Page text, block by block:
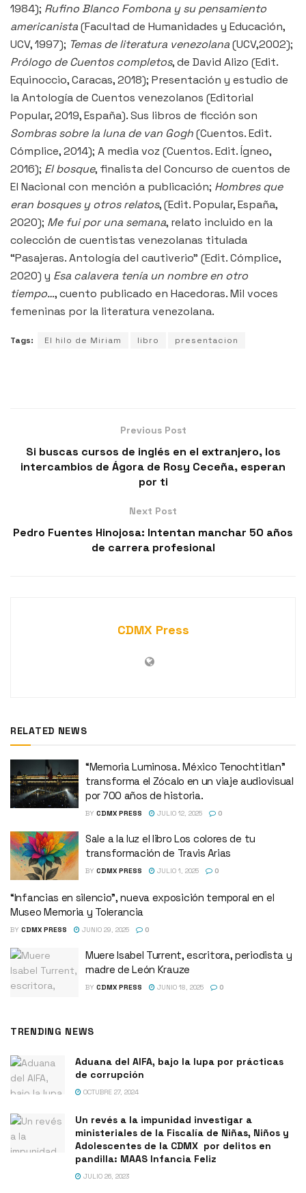
1984); Rufino Blanco Fombona y su pensamiento
americanista(Facultad de Humanidades y Educación,
UCV, 1997); Temas de literatura venezolana(UCV,2002);
Prólogo de Cuentos completos, de David Alizo (Edit.
Equinoccio, Caracas, 2018); Presentación y estudio de
la Antología de Cuentos venezolanos (Editorial
Popular, 2019, España). Sus libros de ficción son
Sombras sobre la luna de van Gogh(Cuentos. Edit.
Cómplice, 2014); A media voz (Cuentos. Edit. Ígneo,
2016); El bosque, finalista del Concurso de cuentos de
El Nacional con mención a publicación; Hombres que
eran bosques y otros relatos, (Edit. Popular, España,
2020); Me fui por una semana, relato incluido en la
colección de cuentistas venezolanas titulada
“Pasajeras. Antología del cautiverio” (Edit. Cómplice,
2020) y Esa calavera tenía un nombre en otro
tiempo…, cuento publicado en Hacedoras. Mil voces
femeninas por la literatura venezolana.
Tags: El hilo de Miriam libro presentacion
Previous Post
Si buscas cursos de inglés en el extranjero, los
intercambios de Ágora de Rosy Ceceña, esperan
por ti
Next Post
Pedro Fuentes Hinojosa: Intentan manchar 50 años
de carrera profesional
CDMX Press
RELATED NEWS
“Memoria Luminosa. México Tenochtitlan”
transforma el Zócalo en un viaje audiovisual
por 700 años de historia.
BY CDMX PRESS JULIO 12, 2025 0
Sale a la luz el libro Los colores de tu
transformación de Travis Arias
BY CDMX PRESS JULIO 1, 2025 0
“Infancias en silencio”, nueva exposición temporal en el
Museo Memoria y Tolerancia
BY CDMX PRESS JUNIO 29, 2025 0
Muere Isabel Turrent, escritora, periodista y
madre de León Krauze
BY CDMX PRESS JUNIO 18, 2025 0
TRENDING NEWS
Aduana del AIFA, bajo la lupa por prácticas
de corrupción
OCTUBRE 27, 2024
Un revés a la impunidad investigar a
ministeriales de la Fiscalía de Niñas, Niños y
Adolescentes de la CDMX por delitos en
pandilla: MAAS Infancia Feliz
JULIO 26, 2023